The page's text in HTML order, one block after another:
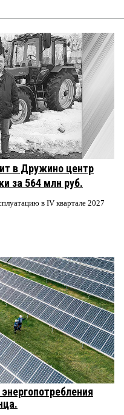
в Дружино центр
за 564 млн руб.
в IV квартале 2027